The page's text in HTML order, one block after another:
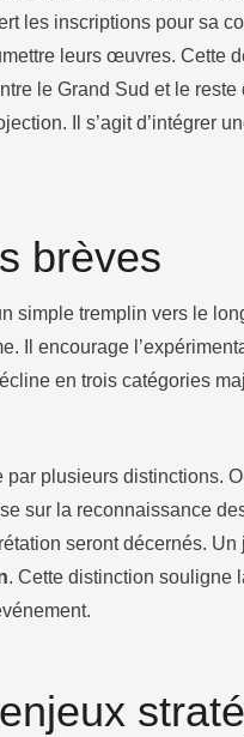
les inscriptions pour sa
leurs œuvres. Cette
le Grand Sud et le
Il s’agit d’intégrer
brèves
simple tremplin vers le
Il encourage
en trois catégories
plusieurs distinctions.
sur la reconnaissance
seront décernés.
. Cette distinction souligne